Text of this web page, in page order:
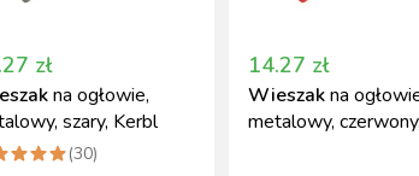
zł
na ogłowie,
szary, Kerbl
(30)
14.27 zł
Wieszakna
metalowy,